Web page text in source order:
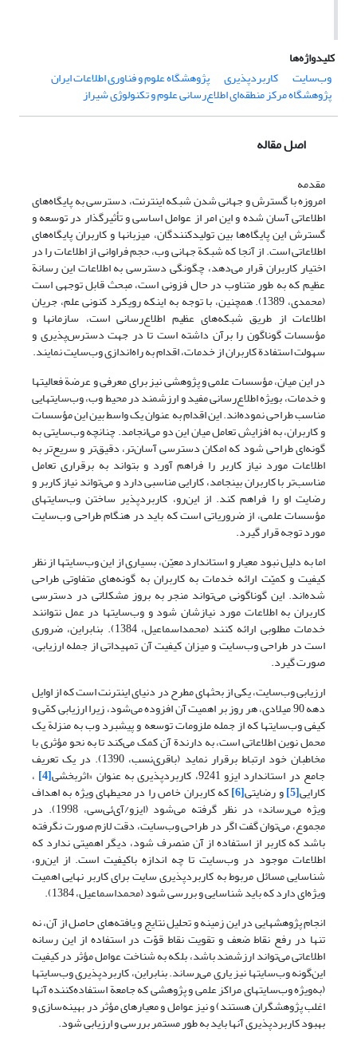
کلیدواژه‌ها
وب‌سایت
کاربردپذیری پژوهشگاه علوم و فناوری اطلاعات ایران
پژوهشگاه مرکز منطقه‌ای اطلاع‌رسانی علوم و تکنولوژی شیراز
اصل مقاله
مقدمه
امروزه با گسترش و جهانی شدن شبکه اینترنت، دسترسی به پایگاه‌های
اطلاعاتی آسان شده و این امر از عوامل اساسی و تأثیرگذار در توسعه و
گسترش این پایگاه‌ها بین تولیدکنندگان، میزبانها و کاربران پایگاه‌های
اطلاعاتی است. از آنجا که شبکة جهانی وب، حجم فراوانی از اطلاعات را در
اختیار کاربران قرار می‌دهد، چگونگی دسترسی به اطلاعات این رسانة
عظیم که به طور متناوب در حال فزونی است، مبحث قابل توجهی است
(محمدی، 1389). همچنین، با توجه به اینکه رویکرد کنونی علم، جریان
اطلاعات از طریق شبکه‌های عظیم اطلاع‌رسانی است، سازمانها و
مؤسسات گوناگون را برآن داشته است تا در جهت دسترس‌پذیری و
سهولت استفادة کاربران از خدمات، اقدام به راه‌اندازی وب‌سایت نمایند.
در این میان، مؤسسات علمی و پژوهشی نیز برای معرفی و عرضة فعالیتها
و خدمات، بویژه اطلاع‌رسانی مفید و ارزشمند در محیط وب، وب‌سایتهایی
مناسب طراحی نموده‌اند. این اقدام به عنوان یک واسط بین این مؤسسات
و کاربران، به افزایش تعامل میان این ‌دو می‌انجامد. چنانچه وب‌سایتی به
گونه‌ای طراحی شود که امکان دسترسی آسان‌تر، دقیق‌تر و سریع‌تر به
اطلاعات مورد نیاز کاربر را فراهم آورد و بتواند به برقراری تعامل
مناسب‌تر با کاربران بینجامد، کارایی مناسبی دارد و می‌تواند نیاز کاربر و
رضایت او را فراهم کند. از این‌رو، کاربردپذیر ساختن وب‌سایتهای
مؤسسات علمی، از ضروریاتی است که باید در هنگام طراحی وب‌سایت
مورد توجه قرار گیرد.
اما به دلیل نبود معیار و استاندارد معیّن، بسیاری از این وب‌سایتها از نظر
کیفیت و کمیّت ارائه خدمات به کاربران به گونه‌های متفاوتی طراحی
شده‌اند. این گوناگونی می‌تواند منجر به بروز مشکلاتی در دسترسی
کاربران به اطلاعات مورد نیازشان شود و وب‌سایتها در عمل نتوانند
خدمات مطلوبی ارائه کنند (محمداسماعیل، 1384). بنابراین، ضروری
است در طراحی وب‌سایت و میزان کیفیت آن تمهیداتی از جمله ارزیابی،
صورت گیرد.
ارزیابی وب‌سایت، یکی از بحثهای مطرح در دنیای اینترنت است که از اوایل
دهه 90 میلادی، هر روز بر اهمیت آن افزوده می‌شود، زیرا ارزیابی کمّی و
کیفی وب‌سایتها که از جمله ملزومات توسعه و پیشبرد وب به منزلة یک
محمل نوین اطلاعاتی است، به دارندة آن کمک می‌کند تا به نحو مؤثری با
مخاطبان خود ارتباط برقرار نماید (باقری‌نسب، 1390). در یک تعریف
جامع در استاندارد ایزو 9241، کاربردپذیری به عنوان «اثربخشی [4] ،
کارایی[5] و رضایتی[6] که کاربران خاص را در محیطهای ویژه به اهداف
ویژه می‌رساند» در نظر گرفته می‌شود (ایزو/آی‌ئی‌سی، 1998). در
مجموع، می‌توان گفت اگر در طراحی وب‌سایت، دقت لازم صورت نگرفته
باشد که کاربر از استفاده از آن منصرف شود، دیگر اهمیتی ندارد که
اطلاعات موجود در وب‌سایت تا چه اندازه باکیفیت است. از این‌رو،
شناسایی مسائل مربوط به کاربردپذیری سایت برای کاربر نهایی اهمیت
ویژه‌ای دارد که باید شناسایی و بررسی شود (محمداسماعیل، 1384).
انجام پژوهشهایی در این زمینه و تحلیل نتایج و یافته‌های حاصل از آن، نه
تنها در رفع نقاط ضعف و تقویت نقاط قوّت در استفاده از این رسانه
اطلاعاتی می‌تواند ارزشمند باشد، بلکه به شناخت عوامل مؤثر در کیفیت
این‌گونه وب‌سایتها نیز یاری می‌رساند. بنابراین، کاربردپذیری وب‌سایتها
(به‌ویژه وب‌سایتهای مراکز علمی و پژوهشی که جامعة استفاده‌کننده آنها
اغلب پژوهشگران هستند) و نیز عوامل و معیارهای مؤثر در بهینه‌سازی و
بهبود کاربردپذیری آنها باید به طور مستمر بررسی و ارزیابی شود.